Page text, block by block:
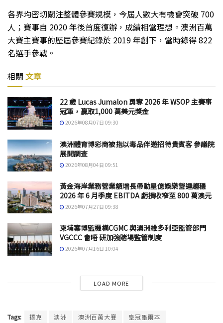
各界均密切關注整體參賽規模，今屆人數大有機會突破 700
人；賽事自 2020 年後首度復辦，成績相當理想。澳洲百萬
大賽主賽事的歷屆參賽紀錄於 2019 年創下，當時錄得 822
名選手參戰。
相關 文章
22 歲 Lucas Jumalon 勇奪 2026 年 WSOP 主賽事
冠軍，贏取1,000 萬美元獎金
2026年08月07日 09:30
澳洲體育博彩商被指以毒品伴遊招待貴賓客 參議院
展開調查
2026年08月04日 09:51
黃金海岸業務營業額增長帶動星億娛樂營運趨穩
2026 年 6 月季度 EBITDA 虧損收窄至 800 萬澳元
2026年07月27日 09:38
柬埔寨博監機構CGMC 與澳洲維多利亞監管部門
VGCCC 會晤 研加強賭場監管制度
2026年07月16日 10:04
LOAD MORE
Tags: 撲克 澳洲 澳洲百萬大賽 皇冠墨爾本